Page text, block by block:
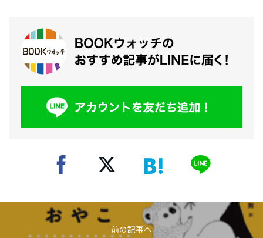
前の記事へ